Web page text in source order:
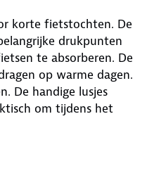
korte fietstochten. De
drukpunten
te absorberen. De
op warme dagen.
De handige lusjes
om tijdens het